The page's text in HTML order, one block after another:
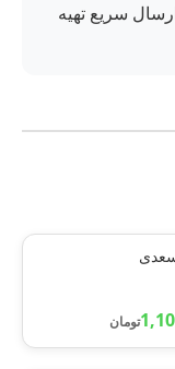
سریع تهیه
تومان